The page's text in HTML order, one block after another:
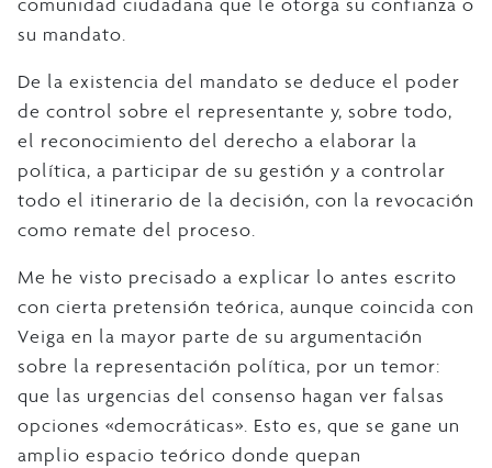
su mandato.
De la existencia del mandato se deduce el poder
de control sobre el representante y, sobre todo,
el reconocimiento del derecho a elaborar la
política, a participar de su gestión y a controlar
todo el itinerario de la decisión, con la revocación
como remate del proceso.
Me he visto precisado a explicar lo antes escrito
con cierta pretensión teórica, aunque coincida con
Veiga en la mayor parte de su argumentación
sobre la representación política, por un temor:
que las urgencias del consenso hagan ver falsas
opciones «democráticas». Esto es, que se gane un
amplio espacio teórico donde quepan